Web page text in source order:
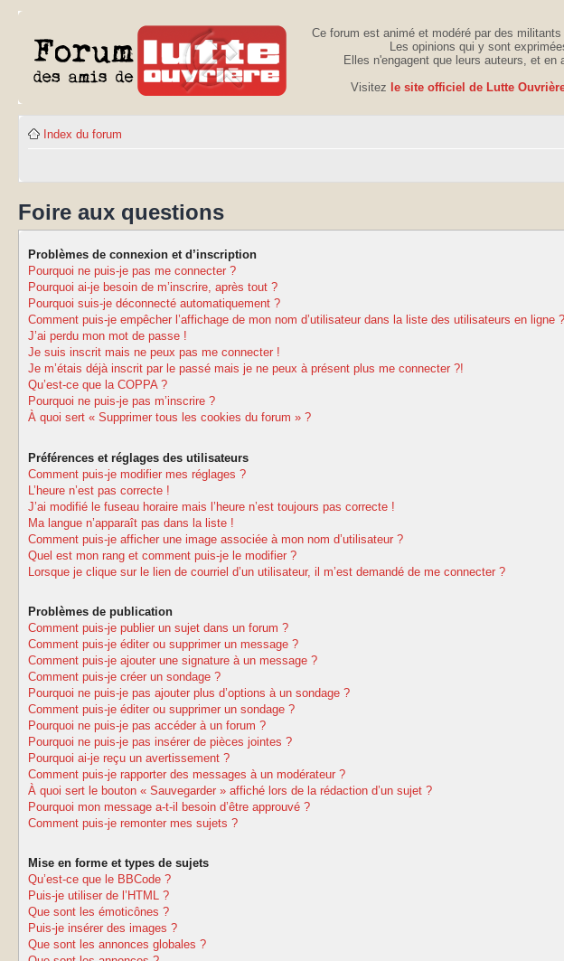
Ce forum est animé et modéré par des
Les opinions qui y sont
Elles n'engagent que leurs auteurs, et en
Visitez le site officiel de Lutte
Index du forum
Foire aux questions
Problèmes de connexion et d’inscription
Pourquoi ne puis-je pas me connecter ?
Pourquoi ai-je besoin de m’inscrire, après tout ?
Pourquoi suis-je déconnecté automatiquement ?
Comment puis-je empêcher l’affichage de mon nom d’utilisateur dans la liste des utilisateurs en ligne ?
J’ai perdu mon mot de passe !
Je suis inscrit mais ne peux pas me connecter !
Je m’étais déjà inscrit par le passé mais je ne peux à présent plus me connecter ?!
Qu’est-ce que la COPPA ?
Pourquoi ne puis-je pas m’inscrire ?
À quoi sert « Supprimer tous les cookies du forum » ?
Préférences et réglages des utilisateurs
Comment puis-je modifier mes réglages ?
L’heure n’est pas correcte !
J’ai modifié le fuseau horaire mais l’heure n’est toujours pas correcte !
Ma langue n’apparaît pas dans la liste !
Comment puis-je afficher une image associée à mon nom d’utilisateur ?
Quel est mon rang et comment puis-je le modifier ?
Lorsque je clique sur le lien de courriel d’un utilisateur, il m’est demandé de me connecter ?
Problèmes de publication
Comment puis-je publier un sujet dans un forum ?
Comment puis-je éditer ou supprimer un message ?
Comment puis-je ajouter une signature à un message ?
Comment puis-je créer un sondage ?
Pourquoi ne puis-je pas ajouter plus d’options à un sondage ?
Comment puis-je éditer ou supprimer un sondage ?
Pourquoi ne puis-je pas accéder à un forum ?
Pourquoi ne puis-je pas insérer de pièces jointes ?
Pourquoi ai-je reçu un avertissement ?
Comment puis-je rapporter des messages à un modérateur ?
À quoi sert le bouton « Sauvegarder » affiché lors de la rédaction d’un sujet ?
Pourquoi mon message a-t-il besoin d’être approuvé ?
Comment puis-je remonter mes sujets ?
Mise en forme et types de sujets
Qu’est-ce que le BBCode ?
Puis-je utiliser de l’HTML ?
Que sont les émoticônes ?
Puis-je insérer des images ?
Que sont les annonces globales ?